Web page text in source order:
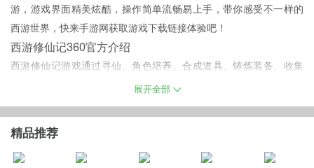
游，游戏界面精美炫酷，操作简单流畅易上手，带你感受不一样的
西游世界，快来手游网获取游戏下载链接体验吧！
西游修仙记360官方介绍
西游修仙记游戏通过寻仙、角色培养、合成道具、铸炼装备、收集
咒印、突破境界等手段来不断提高的角色各项能力，还可以通过副
子、阅历、声望、制作卷来加强角色的战斗力。
展开全部
精品推荐